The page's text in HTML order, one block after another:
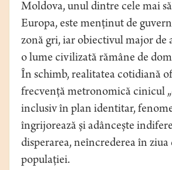
Moldova, unul dintre cele mai
Europa, este menținut de
zonă gri, iar obiectivul major de
o lume civilizată rămâne de
În schimb, realitatea cotidiană
frecvență metronomică cinicul
inclusiv în plan identitar,
îngrijorează și adâncește
disperarea, neîncrederea în ziua
populației.